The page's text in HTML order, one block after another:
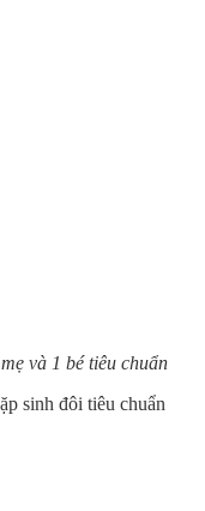
và 1 bé tiêu chuẩn